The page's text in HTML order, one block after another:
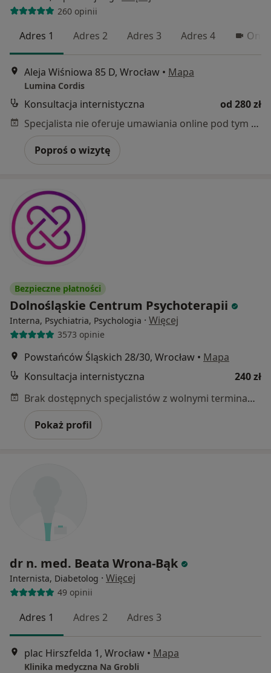
260 opinii
Adres 1 Adres 2 Adres 3 Adres 4
Aleja Wiśniowa 85 D, Wrocław • Mapa
Lumina Cordis
Konsultacja internistyczna
od 280 zł
Specjalista nie oferuje umawiania online pod tym adresem.
Poproś o wizytę
Bezpieczne płatności
Dolnośląskie Centrum Psychoterapii
Interna, Psychiatria, Psychologia · Więcej
3573 opinie
Powstańców Śląskich 28/30, Wrocław • Mapa
Konsultacja internistyczna
240 zł
Brak dostępnych specjalistów z wolnymi terminami w tym centrum medycznym.
Pokaż profil
dr n. med. Beata Wrona-Bąk
Internista, Diabetolog · Więcej
49 opinii
Adres 1 Adres 2 Adres 3
plac Hirszfelda 1, Wrocław • Mapa
Klinika medyczna Na Grobli